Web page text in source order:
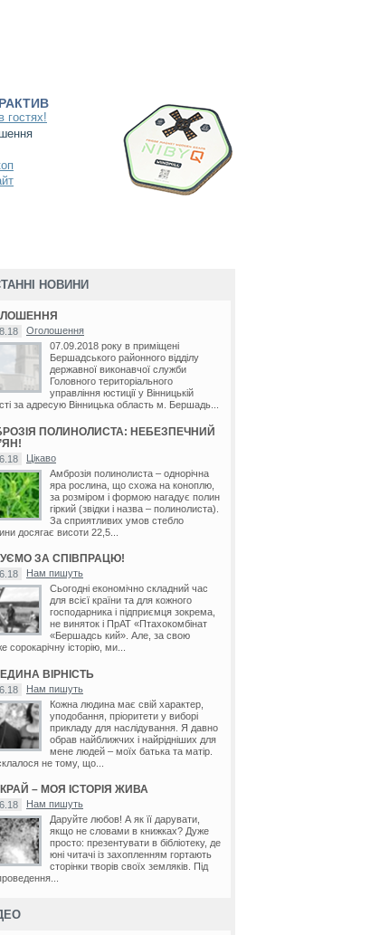
гостях!
НОВИНИ
Оголошення
07.09.2018 року в приміщені
Бершадського районного відділу
державної виконавчої служби
Головного територіального
управління юстиції у Вінницькій
за адресую Вінницька область м. Бершадь...
ПОЛИНОЛИСТА: НЕБЕЗПЕЧНИЙ
Цікаво
Амброзія полинолиста – однорічна
яра рослина, що схожа на коноплю,
за розміром і формою нагадує полин
гіркий (звідки і назва – полинолиста).
За сприятливих умов стебло
досягає висоти 22,5...
ЗА СПІВПРАЦЮ!
Нам пишуть
Сьогодні економічно складний час
для всієї країни та для кожного
господарника і підприємця зокрема,
не виняток і ПрАТ «Птахокомбінат
«Бершадсь кий». Але, за свою
сорокарічну історію, ми...
ВІРНІСТЬ
Нам пишуть
Кожна людина має свій характер,
уподобання, пріоритети у виборі
прикладу для наслідування. Я давно
обрав найближчих і найрідніших для
мене людей – моїх батька та матір.
не тому, що...
КРАЙ – МОЯ ІСТОРІЯ ЖИВА
Нам пишуть
Даруйте любов! А як її дарувати,
якщо не словами в книжках? Дуже
просто: презентувати в бібліотеку, де
юні читачі із захопленням гортають
сторінки творів своїх земляків. Під